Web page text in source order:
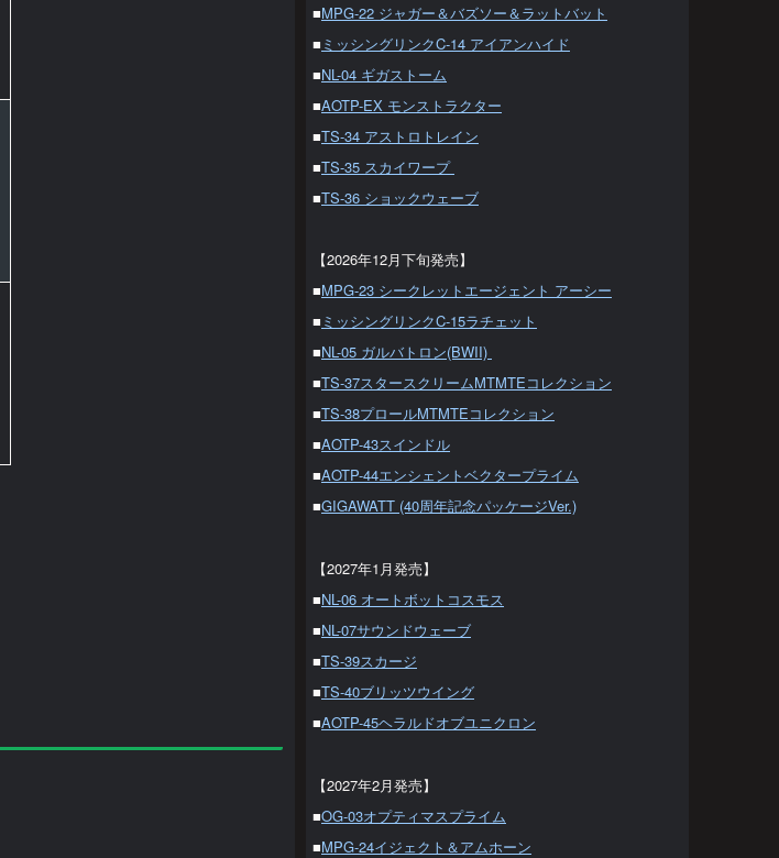
■MPG-22 ジャガー＆バズソー＆ラットバット
■ ミッシングリンクC-14 アイアンハイド
■NL-04 ギガストーム
■AOTP-EX モンストラクター
■TS-34 アストロトレイン
■TS-35 スカイワープ
■TS-36 ショックウェーブ
【2026年12月下旬発売】
■MPG-23 シークレットエージェント アーシー
■ ミッシングリンクC-15ラチェット
■NL-05 ガルバトロン(BWII)
■TS-37スタースクリームMTMTEコレクション
■TS-38プロールMTMTEコレクション
■AOTP-43スインドル
■AOTP-44エンシェントベクタープライム
■GIGAWATT (40周年記念パッケージVer.)
【2027年1月発売】
■NL-06 オートボットコスモス
■NL-07サウンドウェーブ
■TS-39スカージ
■TS-40ブリッツウイング
■AOTP-45ヘラルドオブユニクロン
【2027年2月発売】
■OG-03オプティマスプライム
■MPG-24イジェクト＆アムホーン